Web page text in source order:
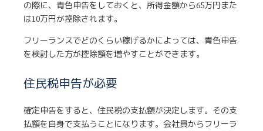
の際に、青色申告をしておくと、所得金額から65万円また
は10万円が控除されます。
フリーランスでどのくらい稼げるかによっては、青色申告
を検討した方が控除額を増やすことができます。
住民税申告が必要
確定申告をすると、住民税の支払額が決定します。その支
払額を自身で支払うことになります。会社員からフリーラ